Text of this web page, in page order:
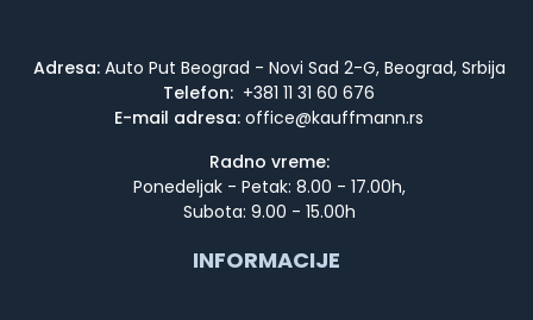
Adresa:Auto Put Beograd - Novi Sad 2-G, Beograd, Srbija
Telefon: +381 11 31 60 676
E-mail adresa:
Radno vreme:
Ponedeljak - Petak: 8.00 - 17.00h,
Subota: 9.00 - 15.00h
INFORMACIJE